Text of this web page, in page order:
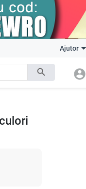
search
Ajutor
account_circle